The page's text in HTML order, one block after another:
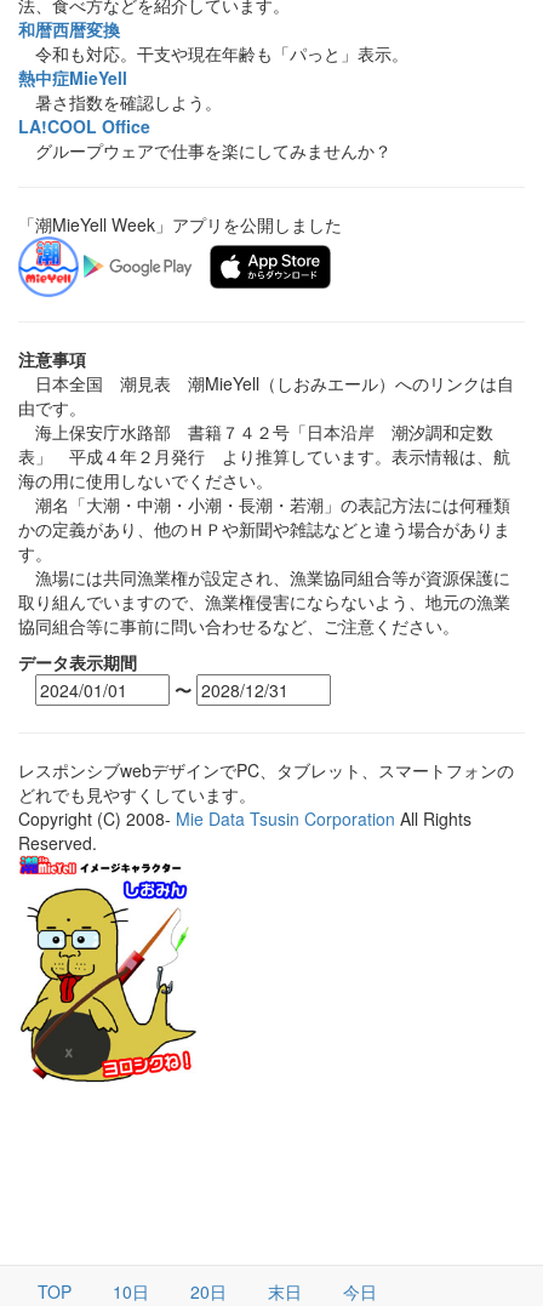
法、食べ方などを紹介しています。
和暦西暦変換
令和も対応。干支や現在年齢も「パっと」表示。
熱中症MieYell
暑さ指数を確認しよう。
LA!COOL Office
グループウェアで仕事を楽にしてみませんか？
「潮MieYell Week」アプリを公開しました
注意事項
日本全国 潮見表 潮MieYell（しおみエール）へのリンクは自
由です。
海上保安庁水路部 書籍７４２号「日本沿岸 潮汐調和定数
表」 平成４年２月発行 より推算しています。表示情報は、航
海の用に使用しないでください。
潮名「大潮・中潮・小潮・長潮・若潮」の表記方法には何種類
かの定義があり、他のＨＰや新聞や雑誌などと違う場合がありま
す。
漁場には共同漁業権が設定され、漁業協同組合等が資源保護に
取り組んでいますので、漁業権侵害にならないよう、地元の漁業
協同組合等に事前に問い合わせるなど、ご注意ください。
データ表示期間
〜
レスポンシブwebデザインでPC、タブレット、スマートフォンの
どれでも見やすくしています。
Copyright (C) 2008- Mie Data Tsusin Corporation All Rights
Reserved.
TOP 10日 20日 末日 今日